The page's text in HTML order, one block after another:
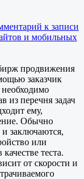
к записи
и мобильных
продвижения
заказчик
необходимо
из перечня задач
ему,
Обычно
заключаются,
или
теста.
от скорости и